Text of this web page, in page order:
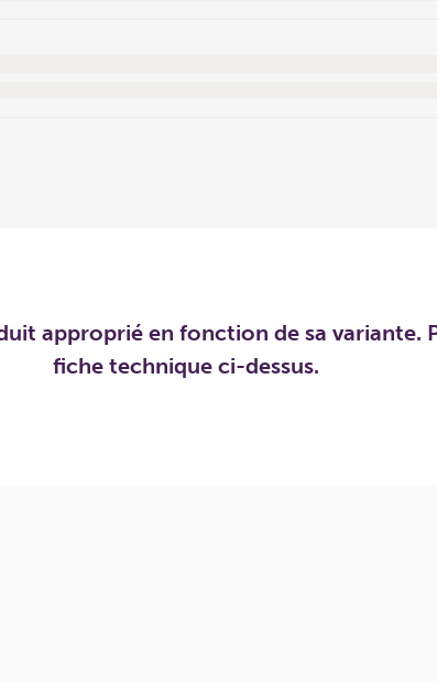
approprié en fonction de sa variante.
fiche technique ci-dessus.